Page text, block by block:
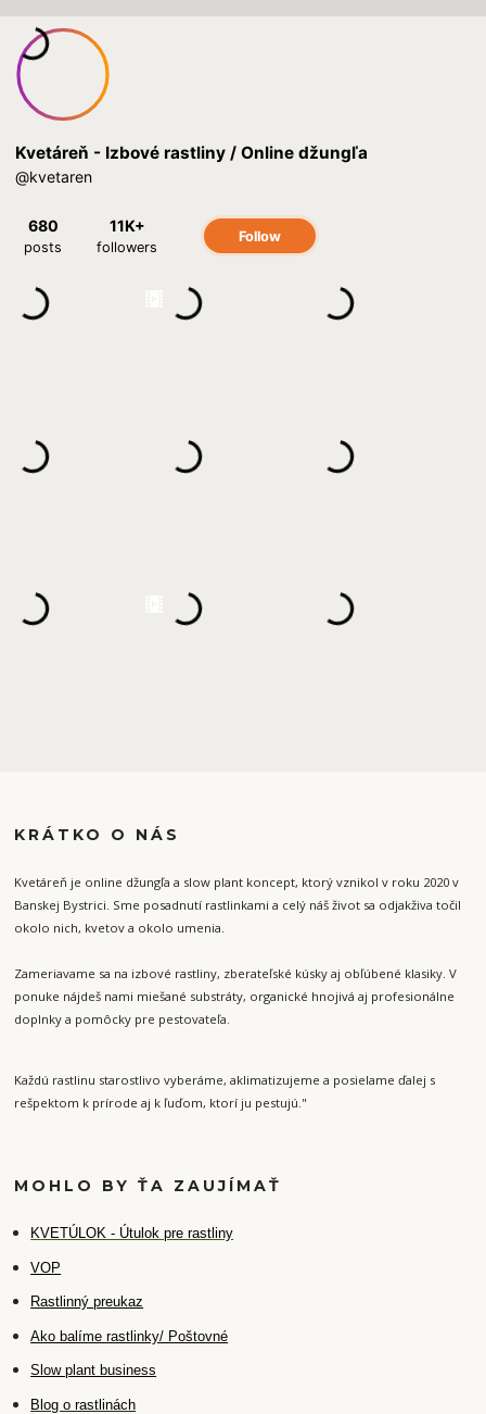
KRÁTKO O NÁS
Kvetáreň je online džungľa a slow plant koncept, ktorý vznikol v roku 2020 v
Banskej Bystrici. Sme posadnutí rastlinkami a celý náš život sa odjakživa točil
okolo nich, kvetov a okolo umenia.
Zameriavame sa na izbové rastliny, zberateľské kúsky aj obľúbené klasiky. V
ponuke nájdeš nami miešané substráty, organické hnojivá aj profesionálne
doplnky a pomôcky pre pestovateľa.
Každú rastlinu starostlivo vyberáme, aklimatizujeme a posielame ďalej s
rešpektom k prírode aj k ľuďom, ktorí ju pestujú."
MOHLO BY ŤA ZAUJÍMAŤ
KVETÚLOK - Útulok pre rastliny
VOP
Rastlinný preukaz
Ako balíme rastlinky/ Poštovné
Slow plant business
Blog o rastlinách